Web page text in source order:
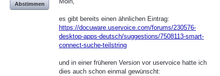
es gibt bereits einen ähnlichen Eintrag:
https://docuware.uservoice.com/forums/230576-
desktop-apps-deutsch/suggestions/7508113-smart-
connect-suche-teilstring
und in einer früheren Version vor uservoice hatte ich
dies auch schon einmal gewünscht:
Abstimmen